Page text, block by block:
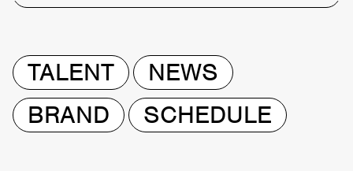
TALENT
NEWS
BRAND
SCHEDULE